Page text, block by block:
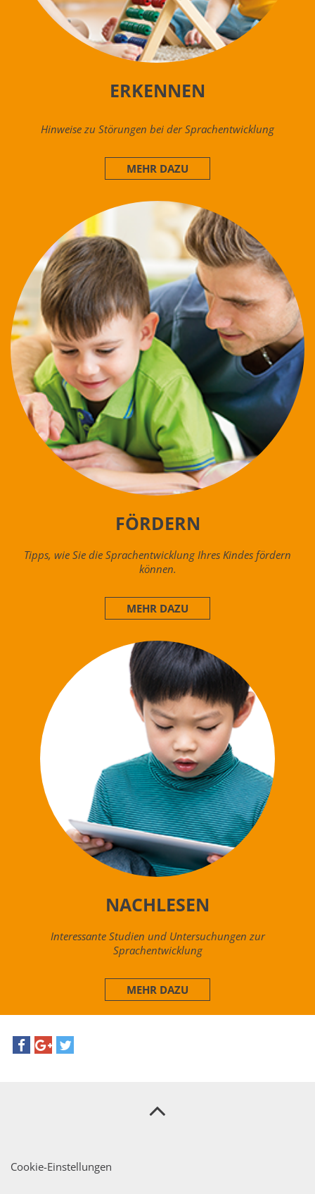
ERKENNEN
Hinweise zu Störungen bei der Sprachentwicklung
MEHR DAZU
FÖRDERN
Tipps, wie Sie die Sprachentwicklung Ihres Kindes fördern
können.
MEHR DAZU
NACHLESEN
Interessante Studien und Untersuchungen zur
Sprachentwicklung
MEHR DAZU
Cookie-Einstellungen